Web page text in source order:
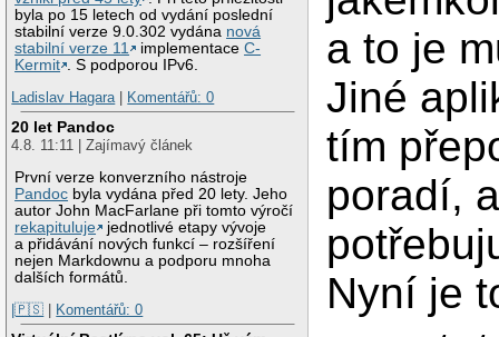
byla po 15 letech od vydání poslední
stabilní verze 9.0.302 vydána nová
stabilní verze 11
implementaceC-
Kermit
. S podporou IPv6.
Ladislav Hagara| Komentářů: 0
20 let Pandoc
4.8. 11:11 | Zajímavý článek
První verze konverzního nástroje
Pandoc byla vydána před 20 lety. Jeho
autor John MacFarlane při tomto výročí
rekapituluje
jednotlivé etapy vývoje
a přidávání nových funkcí – rozšíření
nejen Markdownu a podporu mnoha
dalších formátů.
|🇵🇸
Komentářů: 0
a to je
Jiné
tím
poradí,
Nyní je